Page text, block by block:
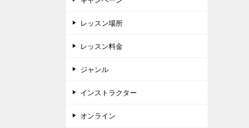
レッスン場所
レッスン料金
ジャンル
インストラクター
オンライン